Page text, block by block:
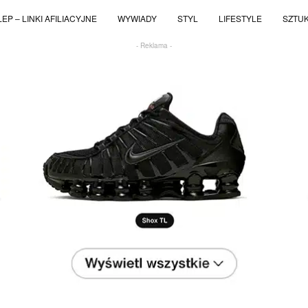
– LINKI AFILIACYJNE WYWIADY STYL LIFESTYLE
- Reklama -